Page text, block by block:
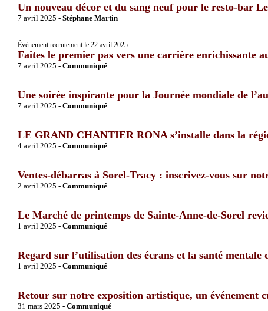
Un nouveau décor et du sang neuf pour le resto-bar
7 avril 2025 - Stéphane Martin
Événement recrutement le 22 avril 2025
Faites le premier pas vers une carrière enrichissante
7 avril 2025 - Communiqué
Une soirée inspirante pour la Journée mondiale de
7 avril 2025 - Communiqué
LE GRAND CHANTIER RONA s’installe dans la
4 avril 2025 - Communiqué
Ventes-débarras à Sorel-Tracy : inscrivez-vous sur
2 avril 2025 - Communiqué
Le Marché de printemps de Sainte-Anne-de-Sorel
1 avril 2025 - Communiqué
Regard sur l’utilisation des écrans et la santé mentale
1 avril 2025 - Communiqué
Retour sur notre exposition artistique, un événement
31 mars 2025 - Communiqué